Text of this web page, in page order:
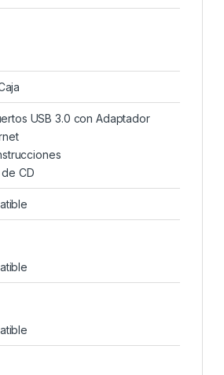
USB 3.0 con Adaptador
CD